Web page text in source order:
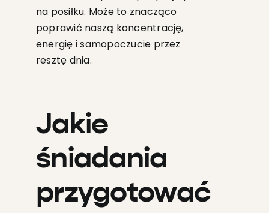
na posiłku. Może to znacząco
poprawić naszą koncentrację,
energię i samopoczucie przez
resztę dnia.
Jakie
śniadania
przygotować